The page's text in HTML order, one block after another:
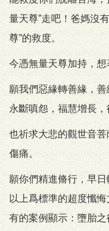
量天尊”走吧！爸媽沒
尊”的救度。
今憑無量天尊加持，
願我們惡緣轉善緣，善
永斷嗔怨，福慧增長，
也祈求大悲的觀世音
傷痛。
願你們精進脩行，早
以上爲標準的超度懺
有的案例顯示：墮胎